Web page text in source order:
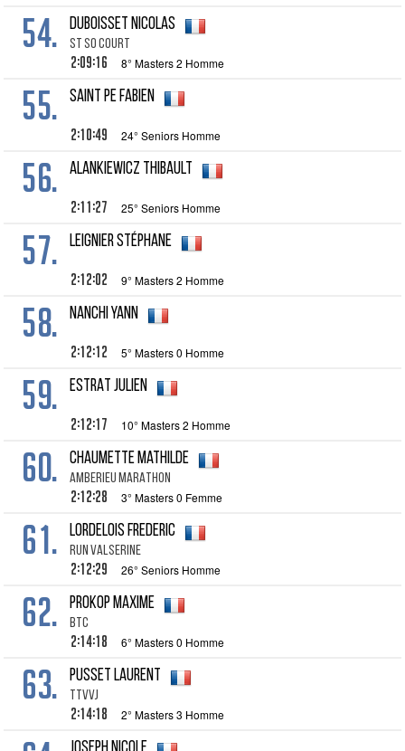
54. DUBOISSET Nicolas
ST SO COURT
2:09:16 8° Masters 2 Homme
55. SAINT PE Fabien
2:10:49 24° Seniors Homme
56. ALANKIEWICZ Thibault
2:11:27 25° Seniors Homme
57. LEIGNIER Stéphane
2:12:02 9° Masters 2 Homme
58. NANCHI Yann
2:12:12 5° Masters 0 Homme
59. ESTRAT Julien
2:12:17 10° Masters 2 Homme
60. CHAUMETTE Mathilde
AMBERIEU MARATHON
2:12:28 3° Masters 0 Femme
61. LORDELOIS Frederic
RUN VALSERINE
2:12:29 26° Seniors Homme
62. PROKOP Maxime
BTC
2:14:18 6° Masters 0 Homme
63. PUSSET Laurent
TTVVJ
2:14:18 2° Masters 3 Homme